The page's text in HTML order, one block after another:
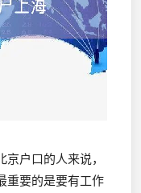
户口的人来说，
重要的是要有工作